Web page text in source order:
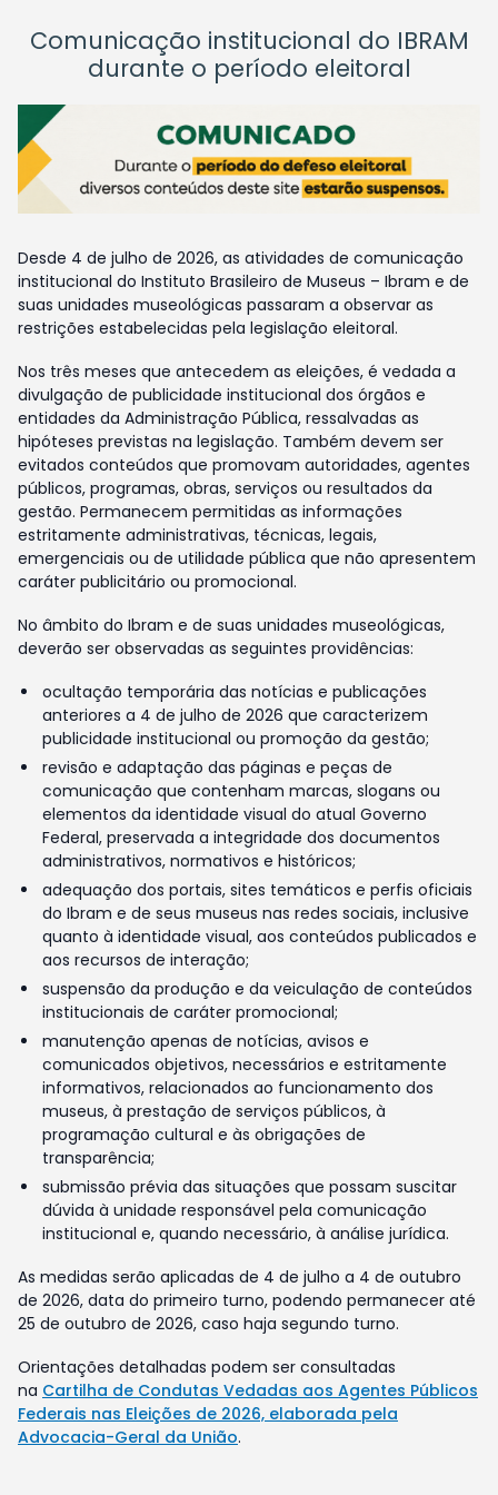
Comunicação institucional do IBRAM
durante o período eleitoral
Desde 4 de julho de 2026, as atividades de comunicação
institucional do Instituto Brasileiro de Museus – Ibram e de
suas unidades museológicas passaram a observar as
restrições estabelecidas pela legislação eleitoral.
Nos três meses que antecedem as eleições, é vedada a
divulgação de publicidade institucional dos órgãos e
entidades da Administração Pública, ressalvadas as
hipóteses previstas na legislação. Também devem ser
evitados conteúdos que promovam autoridades, agentes
públicos, programas, obras, serviços ou resultados da
gestão. Permanecem permitidas as informações
estritamente administrativas, técnicas, legais,
emergenciais ou de utilidade pública que não apresentem
caráter publicitário ou promocional.
No âmbito do Ibram e de suas unidades museológicas,
deverão ser observadas as seguintes providências:
ocultação temporária das notícias e publicações
anteriores a 4 de julho de 2026 que caracterizem
publicidade institucional ou promoção da gestão;
revisão e adaptação das páginas e peças de
comunicação que contenham marcas, slogans ou
elementos da identidade visual do atual Governo
Federal, preservada a integridade dos documentos
administrativos, normativos e históricos;
adequação dos portais, sites temáticos e perfis oficiais
do Ibram e de seus museus nas redes sociais, inclusive
quanto à identidade visual, aos conteúdos publicados e
aos recursos de interação;
suspensão da produção e da veiculação de conteúdos
institucionais de caráter promocional;
manutenção apenas de notícias, avisos e
comunicados objetivos, necessários e estritamente
informativos, relacionados ao funcionamento dos
museus, à prestação de serviços públicos, à
programação cultural e às obrigações de
transparência;
submissão prévia das situações que possam suscitar
dúvida à unidade responsável pela comunicação
institucional e, quando necessário, à análise jurídica.
As medidas serão aplicadas de 4 de julho a 4 de outubro
de 2026, data do primeiro turno, podendo permanecer até
25 de outubro de 2026, caso haja segundo turno.
Orientações detalhadas podem ser consultadas
na Cartilha de Condutas Vedadas aos Agentes Públicos
Federais nas Eleições de 2026, elaborada pela
Advocacia-Geral da União.